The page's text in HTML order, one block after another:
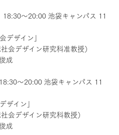
～20:00 池袋キャンパス 11
デザイン」
デザイン研究科准教授）
成
～20:00 池袋キャンパス 11
ザイン」
デザイン研究科教授）
成